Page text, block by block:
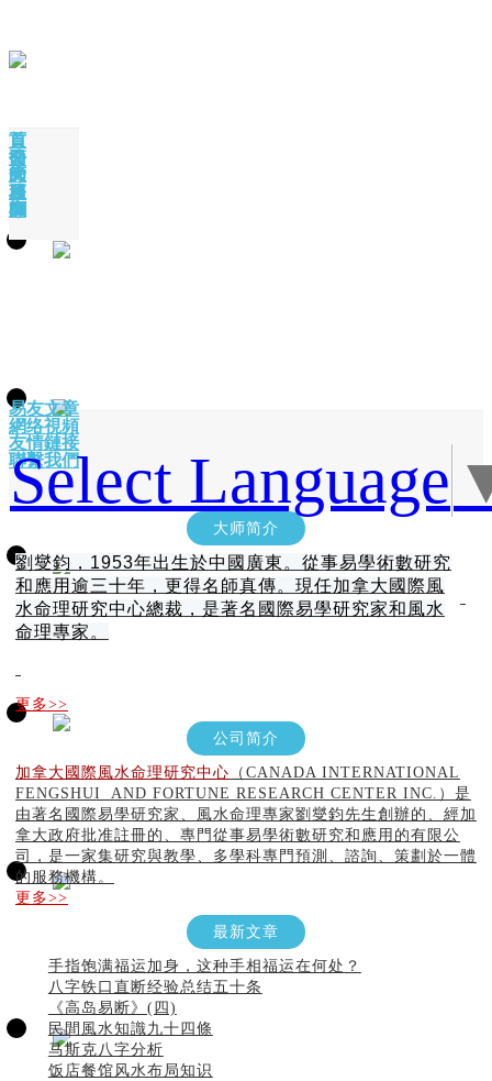
首頁
公司簡介
大師簡介
服務項目
大師專欄
易友文章
網络視頻
友情鏈接
聯繫我們
Select Language
大师简介
劉燮鈞，1953年出生於中國廣東。從事易學術數研究
和應用逾三十年，更得名師真傳。現任加拿大國際風
水命理研究中心總裁，是著名國際易學研究家和風水
命理專家。
更多>>
公司简介
加拿大國際風水命理研究中心 （CANADA INTERNATIONAL
FENGSHUI AND FORTUNE RESEARCH CENTER INC.）是
由著名國際易學研究家、風水命理專家劉燮鈞先生創辦的、經加
拿大政府批准註冊的、專門從事易學術數研究和應用的有限公
司，是一家集研究與教學、多學科專門預測、諮詢、策劃於一體
的服務機構。
更多>>
最新文章
手指饱满福运加身，这种手相福运在何处？
八字铁口直断经验总结五十条
《高岛易断》(四)
民間風水知識九十四條
马斯克八字分析
饭店餐馆风水布局知识